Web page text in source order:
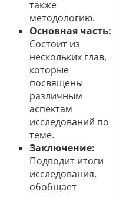
также
методологию.
Основная часть:
Состоит из
нескольких глав,
которые
посвящены
различным
аспектам
исследований по
теме.
Заключение:
Подводит итоги
исследования,
обобщает